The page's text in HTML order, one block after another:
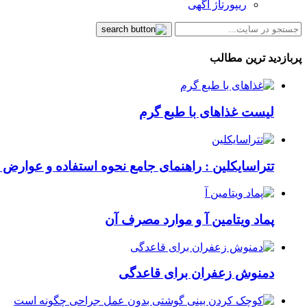
ریپورتاژ آگهی
پربازدید ترین مطالب
لیست غذاهای با طبع گرم
تتراسایکلین : راهنمای جامع نحوه استفاده و عوارض
پماد ویتامین آ و موارد مصرف آن
دمنوش زعفران برای قاعدگی